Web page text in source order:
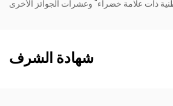
شهادة الشرف